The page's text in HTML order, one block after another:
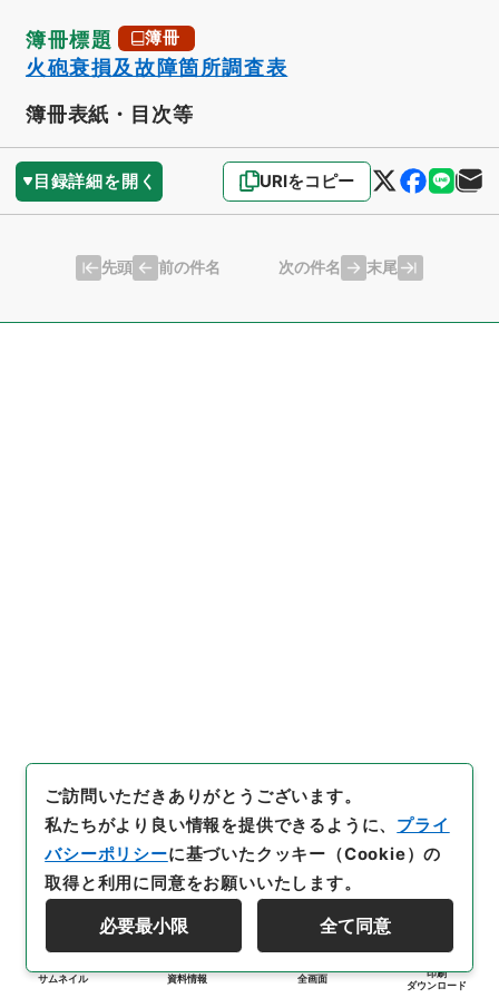
簿冊標題 簿冊
火砲衰損及故障箇所調査表
簿冊表紙・目次等
目録詳細を開く URIをコピー
先頭 前の件名 次の件名 末尾
サムネイル 資料情報 全画面
印刷
ダウンロード
ご訪問いただきありがとうございます。
私たちがより良い情報を提供できるように、 プライ
バシーポリシーに基づいたクッキー（Cookie）の
取得と利用に同意をお願いいたします。
必要最小限 全て同意